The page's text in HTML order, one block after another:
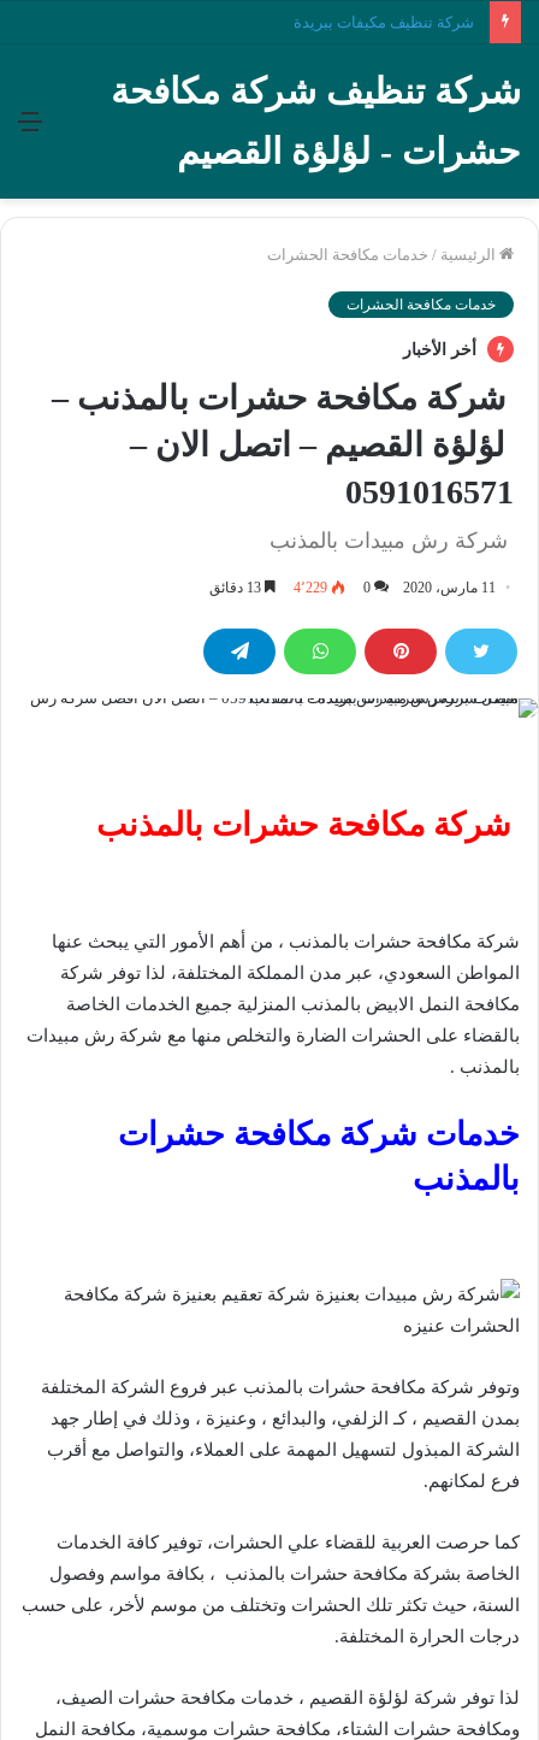
شركة تنظيف مكيفات ببريدة
شركة تنظيف شركة مكافحة
حشرات - لؤلؤة القصيم
الرئيسية / خدمات مكافحة الحشرات
خدمات مكافحة الحشرات
أخر الأخبار
شركة مكافحة حشرات بالمذنب –
لؤلؤة القصيم – اتصل الان –
0591016571
شركة رش مبيدات بالمذنب
11 مارس، 2020 0 4٬229
شركة مكافحة حشرات بالمذنب
شركة مكافحة حشرات بالمذنب ، من أهم الأمور التي يبحث عنها
المواطن السعودي، عبر مدن المملكة المختلفة، لذا توفر شركة
مكافحة النمل الابيض بالمذنب المنزلية جميع الخدمات الخاصة
بالقضاء على الحشرات الضارة والتخلص منها مع شركة رش مبيدات
بالمذنب .
خدمات شركة مكافحة حشرات
بالمذنب
وتوفر شركة مكافحة حشرات بالمذنب عبر فروع الشركة المختلفة
بمدن القصيم ، كـ الزلفي، والبدائع ، وعنيزة ، وذلك في إطار جهد
الشركة المبذول لتسهيل المهمة على العملاء، والتواصل مع أقرب
فرع لمكانهم.
كما حرصت العربية للقضاء علي الحشرات، توفير كافة الخدمات
الخاصة بشركة مكافحة حشرات بالمذنب ، بكافة مواسم وفصول
السنة، حيث تكثر تلك الحشرات وتختلف من موسم لأخر، على حسب
درجات الحرارة المختلفة.
لذا توفر شركة لؤلؤة القصيم ، خدمات مكافحة حشرات الصيف،
ومكافحة حشرات الشتاء، مكافحة حشرات موسمية، مكافحة النمل